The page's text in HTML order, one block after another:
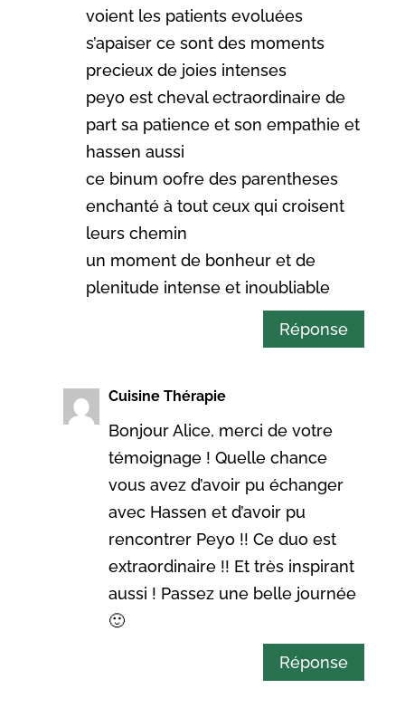
voient les patients evoluées
s’apaiser ce sont des moments
precieux de joies intenses
peyo est cheval ectraordinaire de
part sa patience et son empathie et
hassen aussi
ce binum oofre des parentheses
enchanté à tout ceux qui croisent
leurs chemin
un moment de bonheur et de
plenitude intense et inoubliable
Réponse
Cuisine Thérapie
Bonjour Alice, merci de votre
témoignage ! Quelle chance
vous avez d’avoir pu échanger
avec Hassen et d’avoir pu
rencontrer Peyo !! Ce duo est
extraordinaire !! Et très inspirant
aussi ! Passez une belle journée
🙂
Réponse